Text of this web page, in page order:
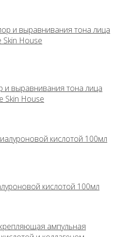
и выравнивания тона лица
Skin House
кислотой 100мл